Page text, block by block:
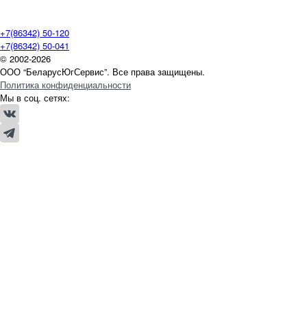
+7(86342) 50-120
+7(86342) 50-041
© 2002-2026
ООО “БеларусЮгСервис”. Все права защищены.
Политика конфиденциальности
Мы в соц. сетях: